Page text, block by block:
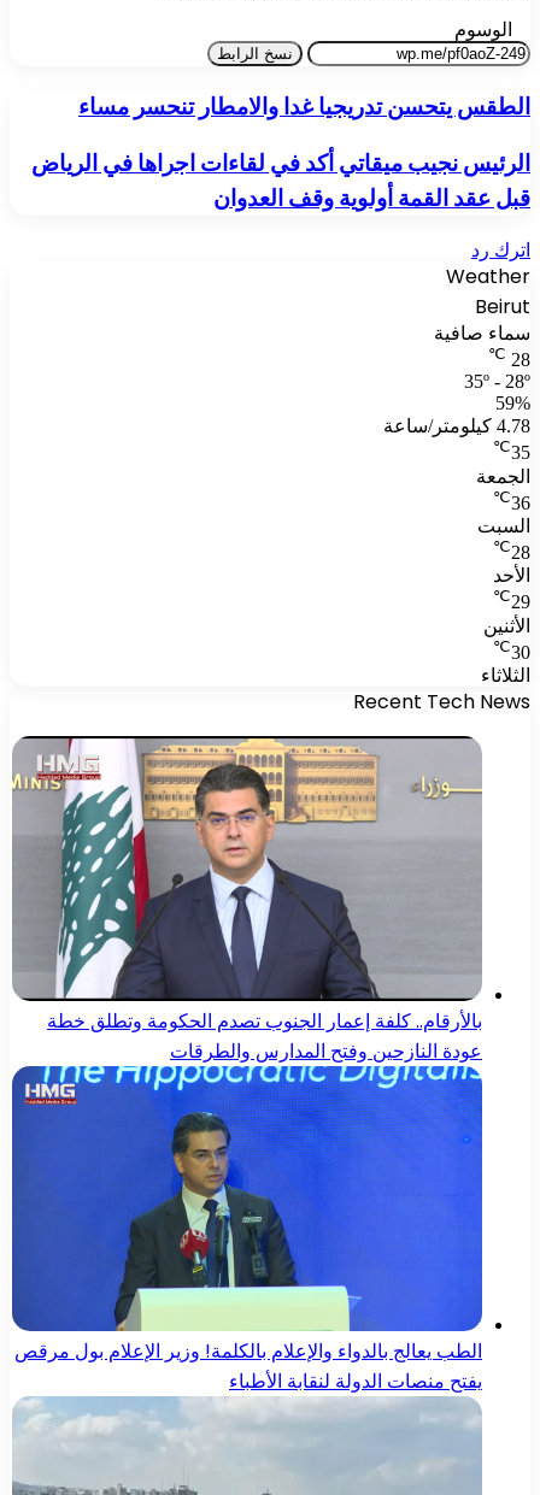
الوسوم
نسخ الرابط
الطقس يتحسن تدريجيا غدا والامطار تنحسر مساء
الرئيس نجيب ميقاتي أكد في لقاءات اجراها في الرياض
قبل عقد القمة أولوية وقف العدوان
اترك رد
Weather
Beirut
سماء صافية
28
℃
35º - 28º
59%
4.78 كيلومتر/ساعة
35
℃
الجمعة
36
℃
السبت
28
℃
الأحد
29
℃
الأثنين
30
℃
الثلاثاء
Recent Tech News
بالأرقام.. كلفة إعمار الجنوب تصدم الحكومة وتطلق خطة
عودة النازحين وفتح المدارس والطرقات
الطب يعالج بالدواء والإعلام بالكلمة! وزير الإعلام بول مرقص
يفتح منصات الدولة لنقابة الأطباء